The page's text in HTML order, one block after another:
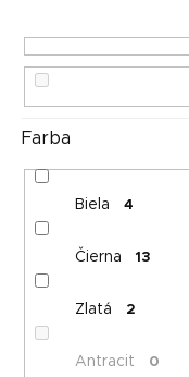
k
v
Farba
Biela 4
Čierna 13
Zlatá 2
Antracit 0